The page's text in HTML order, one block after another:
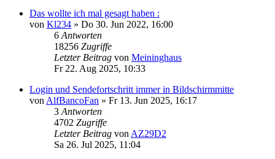
Das wollte ich mal gesagt haben :
von Kl234 » Do 30. Jun 2022, 16:00
6 Antworten
18256 Zugriffe
Letzter Beitrag von Meininghaus
Fr 22. Aug 2025, 10:33
Login und Sendefortschritt immer in Bildschirmmitte
von AlfBancoFan » Fr 13. Jun 2025, 16:17
3 Antworten
4702 Zugriffe
Letzter Beitrag von AZ29D2
Sa 26. Jul 2025, 11:04